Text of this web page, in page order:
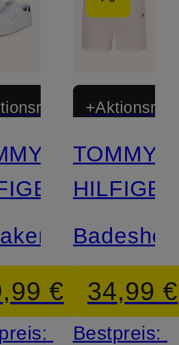
€
TOMMY
34,99 €
Bestpreis: